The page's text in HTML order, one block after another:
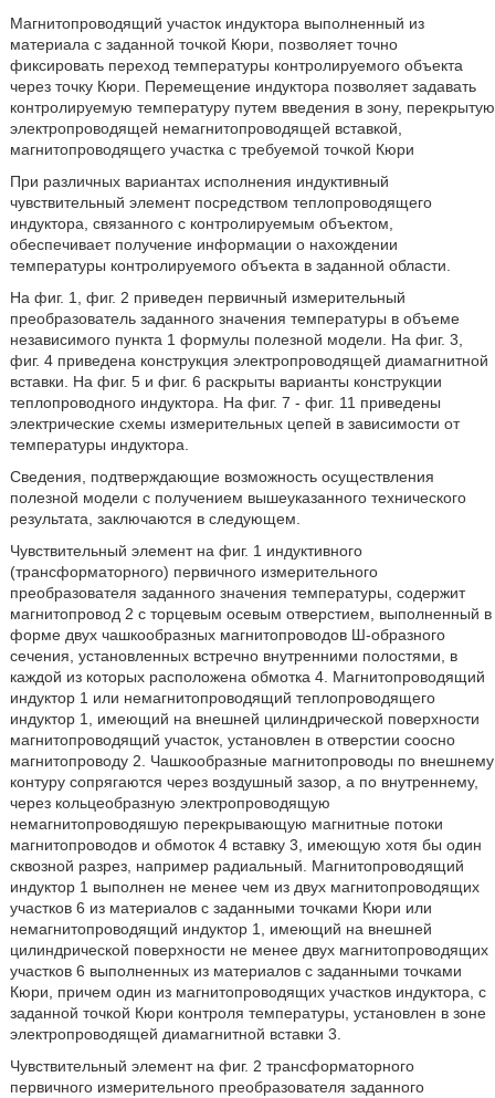
Магнитопроводящий участок индуктора выполненный из
материала с заданной точкой Кюри, позволяет точно
фиксировать переход температуры контролируемого объекта
через точку Кюри. Перемещение индуктора позволяет задавать
контролируемую температуру путем введения в зону, перекрытую
электропроводящей немагнитопроводящей вставкой,
магнитопроводящего участка с требуемой точкой Кюри
При различных вариантах исполнения индуктивный
чувствительный элемент посредством теплопроводящего
индуктора, связанного с контролируемым объектом,
обеспечивает получение информации о нахождении
температуры контролируемого объекта в заданной области.
На фиг. 1, фиг. 2 приведен первичный измерительный
преобразователь заданного значения температуры в объеме
независимого пункта 1 формулы полезной модели. На фиг. 3,
фиг. 4 приведена конструкция электропроводящей диамагнитной
вставки. На фиг. 5 и фиг. 6 раскрыты варианты конструкции
теплопроводного индуктора. На фиг. 7 - фиг. 11 приведены
электрические схемы измерительных цепей в зависимости от
температуры индуктора.
Сведения, подтверждающие возможность осуществления
полезной модели с получением вышеуказанного технического
результата, заключаются в следующем.
Чувствительный элемент на фиг. 1 индуктивного
(трансформаторного) первичного измерительного
преобразователя заданного значения температуры, содержит
магнитопровод 2 с торцевым осевым отверстием, выполненный в
форме двух чашкообразных магнитопроводов Ш-образного
сечения, установленных встречно внутренними полостями, в
каждой из которых расположена обмотка 4. Магнитопроводящий
индуктор 1 или немагнитопроводящий теплопроводящего
индуктор 1, имеющий на внешней цилиндрической поверхности
магнитопроводящий участок, установлен в отверстии соосно
магнитопроводу 2. Чашкообразные магнитопроводы по внешнему
контуру сопрягаются через воздушный зазор, а по внутреннему,
через кольцеобразную электропроводящую
немагнитопроводяшую перекрывающую магнитные потоки
магнитопроводов и обмоток 4 вставку 3, имеющую хотя бы один
сквозной разрез, например радиальный. Магнитопроводящий
индуктор 1 выполнен не менее чем из двух магнитопроводящих
участков 6 из материалов с заданными точками Кюри или
немагнитопроводящий индуктор 1, имеющий на внешней
цилиндрической поверхности не менее двух магнитопроводящих
участков 6 выполненных из материалов с заданными точками
Кюри, причем один из магнитопроводящих участков индуктора, с
заданной точкой Кюри контроля температуры, установлен в зоне
электропроводящей диамагнитной вставки 3.
Чувствительный элемент на фиг. 2 трансформаторного
первичного измерительного преобразователя заданного